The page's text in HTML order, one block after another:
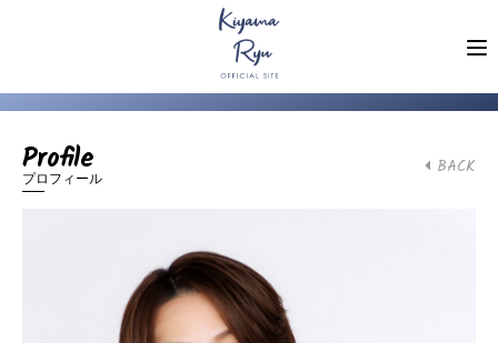
Profile
プロフィール
BACK